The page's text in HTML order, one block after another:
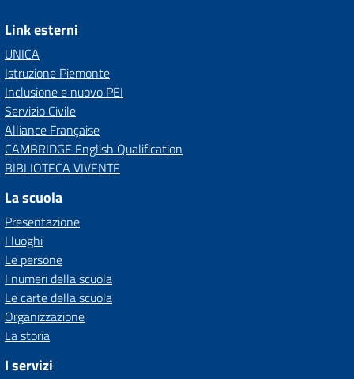
Link esterni
UNICA
Istruzione Piemonte
Inclusione e nuovo PEI
Servizio Civile
Alliance Française
CAMBRIDGE English Qualification
BIBLIOTECA VIVENTE
La scuola
Presentazione
I luoghi
Le persone
I numeri della scuola
Le carte della scuola
Organizzazione
La storia
I servizi